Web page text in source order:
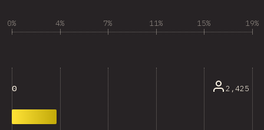
0% 4% 7% 11% 15% 19%
0 2,425